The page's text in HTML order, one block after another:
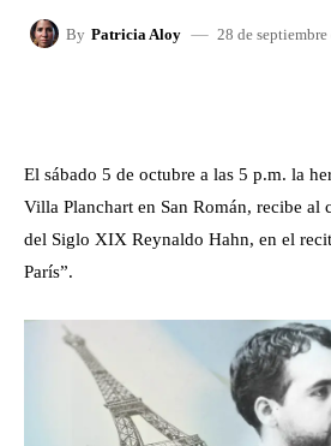
By Patricia Aloy 28 de
El sábado 5 de octubre a las 5 p.m. la
Villa Planchart en San Román, recibe al
del Siglo XIX Reynaldo Hahn, en el
París”.